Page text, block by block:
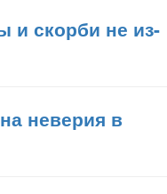
скорби не из-
неверия в